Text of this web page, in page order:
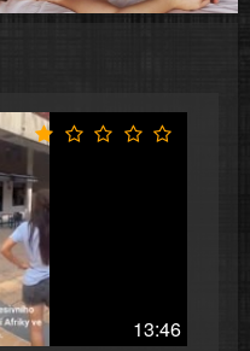
13:46